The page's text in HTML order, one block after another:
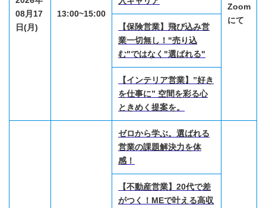
08月17
日(月)
13:00~15:00
Zoom
にて
【保険営業】飛び込み営
業一切無し！"売り込
む"ではなく"選ばれる"
【インテリア営業】”好き
を仕事に” 空間を彩る心
ときめく提案を。
ゼロから学ぶ。選ばれる
営業の課題解決力を体
感！
【不動産営業】20代で差
がつく！MEで叶える高収